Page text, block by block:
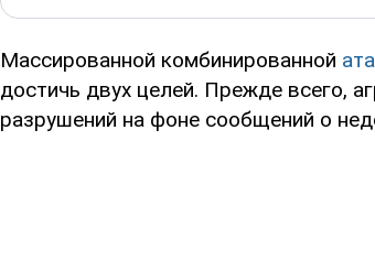
Массированной комбинированной
достичь двух целей. Прежде всего,
разрушений на фоне сообщений о